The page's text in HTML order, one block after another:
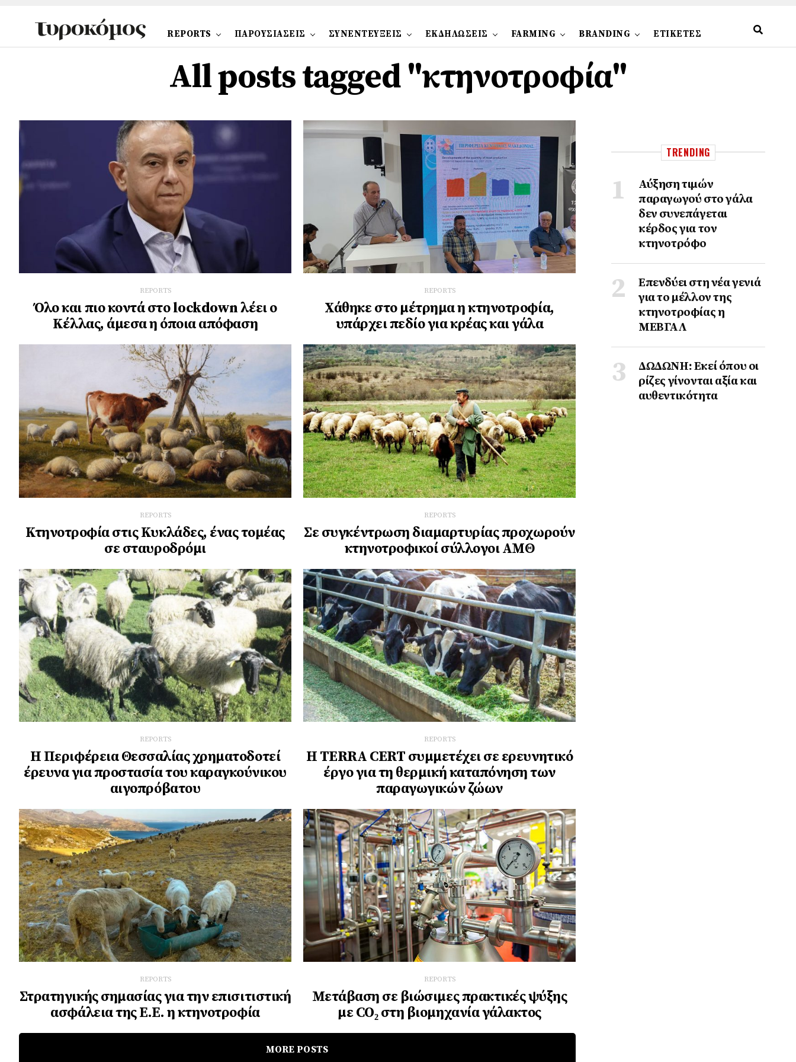
REPORTS ΠΑΡΟΥΣΙΑΣΕΙΣ ΣΥΝΕΝΤΕΥΞΕΙΣ ΕΚΔΗΛΩΣΕΙΣ FARMING BRANDING ΕΤΙΚΕΤΕΣ
All posts tagged "κτηνοτροφία"
REPORTS
Όλο και πιο κοντά στο lockdown λέει ο
Κέλλας, άμεσα η όποια απόφαση
REPORTS
Χάθηκε στο μέτρημα η κτηνοτροφία,
υπάρχει πεδίο για κρέας και γάλα
REPORTS
Κτηνοτροφία στις Κυκλάδες, ένας τομέας
σε σταυροδρόμι
REPORTS
Σε συγκέντρωση διαμαρτυρίας προχωρούν
κτηνοτροφικοί σύλλογοι ΑΜΘ
REPORTS
Η Περιφέρεια Θεσσαλίας χρηματοδοτεί
έρευνα για προστασία του καραγκούνικου
αιγοπρόβατου
REPORTS
Η TERRA CERT συμμετέχει σε ερευνητικό
έργο για τη θερμική καταπόνηση των
παραγωγικών ζώων
REPORTS
Στρατηγικής σημασίας για την επισιτιστική
ασφάλεια της Ε.Ε. η κτηνοτροφία
REPORTS
Μετάβαση σε βιώσιμες πρακτικές ψύξης
με CO₂ στη βιομηχανία γάλακτος
MORE POSTS
TRENDING
Αύξηση τιμών
παραγωγού στο γάλα
δεν συνεπάγεται
κέρδος για τον
κτηνοτρόφο
Επενδύει στη νέα γενιά
για το μέλλον της
κτηνοτροφίας η
ΜΕΒΓΑΛ
ΔΩΔΩΝΗ: Εκεί όπου οι
ρίζες γίνονται αξία και
αυθεντικότητα